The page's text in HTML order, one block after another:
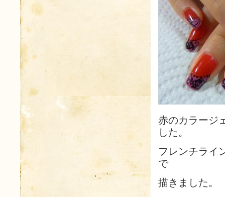
赤のカラージ
した。
フレンチライ
で
描きました。